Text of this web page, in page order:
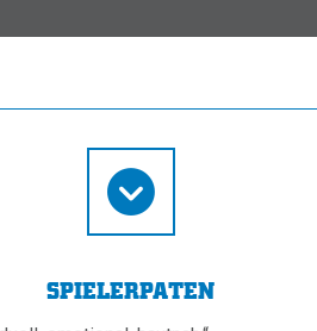
SPIELERPATEN